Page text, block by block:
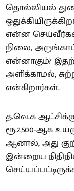
தொல்லியல்
என்ன
நிலை,
என்னாகும்?
அளிக்காமல்,
என்கிறார்கள்.
த.வெ.க
ரூ.2,500-ஆக
ஆனால், அது
இன்றைய